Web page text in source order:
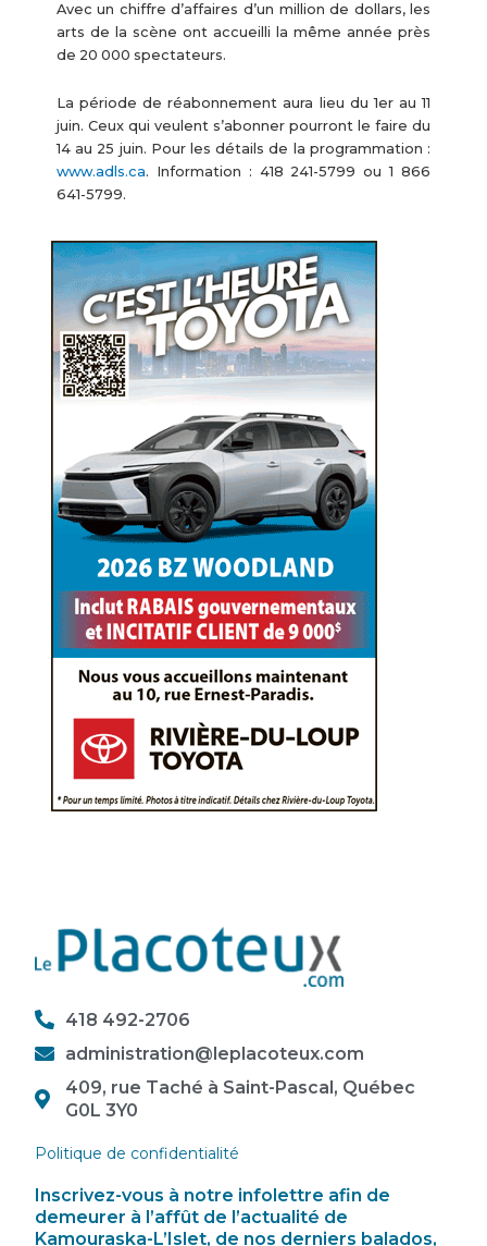
Avec un chiffre d’affaires d’un million de dollars, les
arts de la scène ont accueilli la même année près
de 20 000 spectateurs.
La période de réabonnement aura lieu du 1er au 11
juin. Ceux qui veulent s’abonner pourront le faire du
14 au 25 juin. Pour les détails de la programmation :
www.adls.ca. Information : 418 241-5799 ou 1 866
641-5799.
418 492-2706
administration@leplacoteux.com
409, rue Taché à Saint-Pascal, Québec
G0L 3Y0
Politique de confidentialité
Inscrivez-vous à notre infolettre afin de
demeurer à l’affût de l’actualité de
Kamouraska-L’Islet, de nos derniers balados,